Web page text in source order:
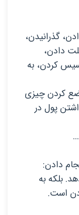
گذرانیدن،
دادن،
کردن، به
کردن چیزی
پول در
دادن:
بلکه به
است.